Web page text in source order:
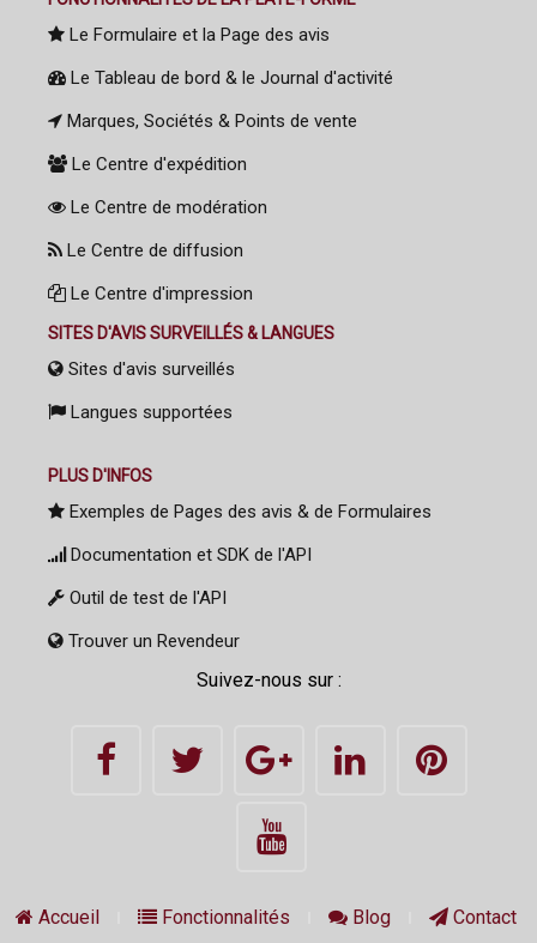
Le Formulaire et la Page des avis
Le Tableau de bord & le Journal d'activité
Marques, Sociétés & Points de vente
Le Centre d'expédition
Le Centre de modération
Le Centre de diffusion
Le Centre d'impression
SITES D'AVIS SURVEILLÉS & LANGUES
Sites d'avis surveillés
Langues supportées
PLUS D'INFOS
Exemples de Pages des avis & de Formulaires
Documentation et SDK de l'API
Outil de test de l'API
Trouver un Revendeur
Suivez-nous sur :
Accueil Fonctionnalités Blog Contact